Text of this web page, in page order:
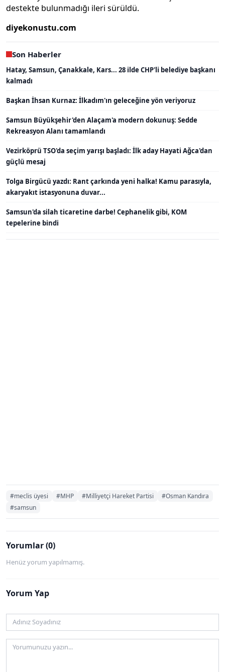
destekte bulunmadığı ileri sürüldü.
diyekonustu.com
Son Haberler
Hatay, Samsun, Çanakkale, Kars... 28 ilde CHP'li belediye başkanı
kalmadı
Başkan İhsan Kurnaz: İlkadım'ın geleceğine yön veriyoruz
Samsun Büyükşehir'den Alaçam'a modern dokunuş: Sedde
Rekreasyon Alanı tamamlandı
Vezirköprü TSO'da seçim yarışı başladı: İlk aday Hayati Ağca'dan
güçlü mesaj
Tolga Birgücü yazdı: Rant çarkında yeni halka! Kamu parasıyla,
akaryakıt istasyonuna duvar...
Samsun'da silah ticaretine darbe! Cephanelik gibi, KOM
tepelerine bindi
#meclis üyesi #MHP #Milliyetçi Hareket Partisi
#Osman Kandıra
#samsun
Yorumlar (0)
Henüz yorum yapılmamış.
Yorum Yap